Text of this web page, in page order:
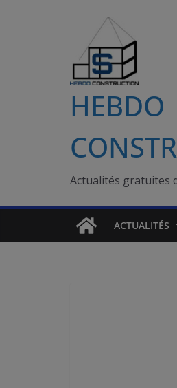
HEBDO
Actualités gratuites
ACTUALITÉS